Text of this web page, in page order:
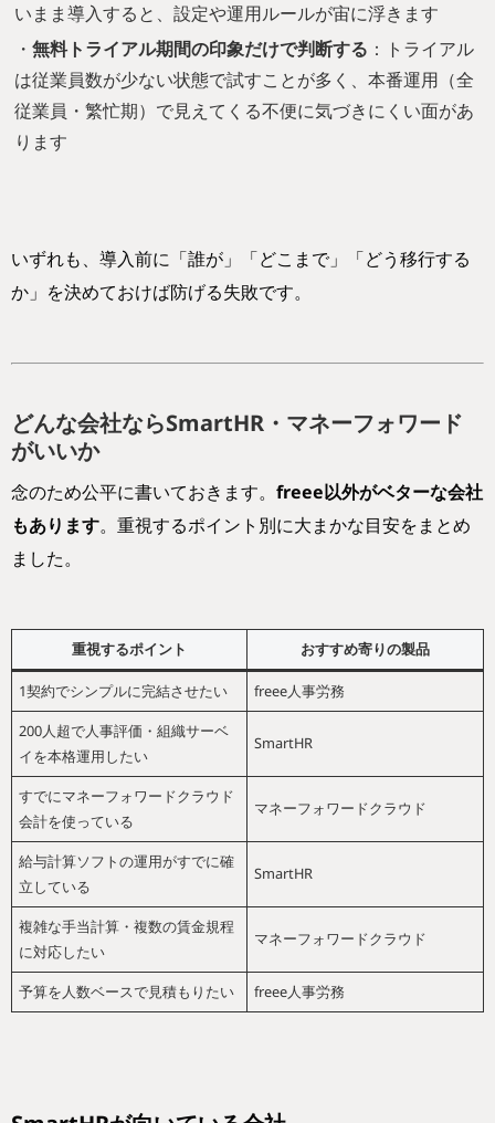
いまま導入すると、設定や運用ルールが宙に浮きます
・無料トライアル期間の印象だけで判断する ：トライアル
は従業員数が少ない状態で試すことが多く、本番運用（全
従業員・繁忙期）で見えてくる不便に気づきにくい面があ
ります
いずれも、導入前に「誰が」「どこまで」「どう移行する
か」を決めておけば防げる失敗です。
どんな会社ならSmartHR・マネーフォワード
がいいか
念のため公平に書いておきます。 freee以外がベターな会社
もあります。重視するポイント別に大まかな目安をまとめ
ました。
重視するポイント おすすめ寄りの製品
1契約でシンプルに完結させたい
freee人事労務
200人超で人事評価・組織サーベ
イを本格運用したい
SmartHR
すでにマネーフォワードクラウド
会計を使っている
マネーフォワードクラウド
給与計算ソフトの運用がすでに確
立している
SmartHR
複雑な手当計算・複数の賃金規程
に対応したい
マネーフォワードクラウド
予算を人数ベースで見積もりたい freee人事労務